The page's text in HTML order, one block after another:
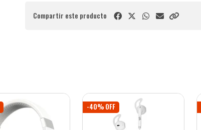
Compartir este producto
-40% OFF